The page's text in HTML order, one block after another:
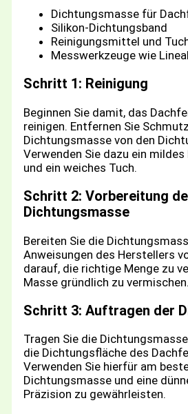
Dichtungsmasse für
Silikon-Dichtungsband
Reinigungsmittel und
Messwerkzeuge wie
Schritt 1: Reinigung
Beginnen Sie damit, das
reinigen. Entfernen Sie
Dichtungsmasse von den
Verwenden Sie dazu ein
und ein weiches Tuch.
Schritt 2: Vorbereitung
Dichtungsmasse
Bereiten Sie die
Anweisungen des Herstellers
darauf, die richtige Menge zu
Masse gründlich zu vermischen.
Schritt 3: Auftragen der
Tragen Sie die
die Dichtungsfläche des
Verwenden Sie hierfür am
Dichtungsmasse und eine
Präzision zu gewährleisten.